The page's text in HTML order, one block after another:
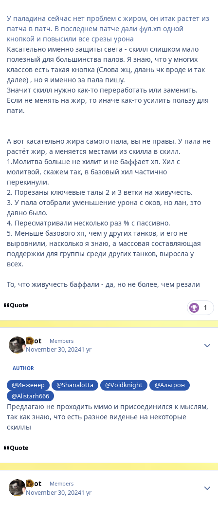
У паладина сейчас нет проблем с жиром, он итак растет из
патча в патч. В последнем патче дали фул.хп одной
кнопкой и повысили все срезы урона
Касательно именно защиты света - скилл слишком мало
полезный для большинства палов. Я знаю, что у многих
классов есть такая кнопка (Слова жц, длань чк вроде и так
далее) , но я именно за пала пишу.
Значит скилл нужно как-то переработать или заменить.
Если не менять на жир, то иначе как-то усилить пользу для
пати.
А вот касательно жира самого пала, вы не правы. У пала не
растёт жир, а меняется местами из скилла в скилл.
1.Молитва больше не хилит и не баффает хп. Хил с
молитвой, скажем так, в базовый хил частично
перекинули.
2. Порезаны ключевые талы 2 и 3 ветки на живучесть.
3. У пала отобрали уменьшение урона с оков, но лан, это
давно было.
4. Пересматривали несколько раз % с пассивно.
5. Меньше базового хп, чем у других танков, и его не
выровнили, насколько я знаю, а массовая составляющая
поддержки для группы среди других танков, выросла у
всех.
То, что живучесть баффали - да, но не более, чем резали
Quote 1
Enot Members
November 30, 20241 yr
AUTHOR
@Инженер @Shanalotta @Voidknight
@Альтрон
@Alistarh666
Предлагаю не проходить мимо и присоединился к мыслям,
так как знаю, что есть разное виденье на некоторые
скиллы
Quote
Enot Members
November 30, 20241 yr